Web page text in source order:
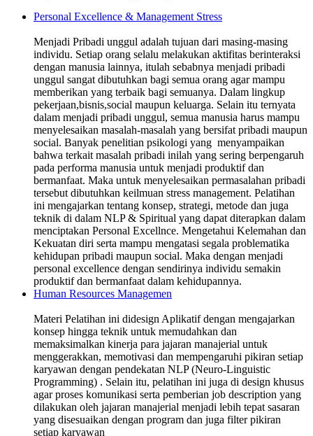
Personal Excellence & Management Stress
Menjadi Pribadi unggul adalah tujuan dari masing-masing
individu. Setiap orang selalu melakukan aktifitas berinteraksi
dengan manusia lainnya, itulah sebabnya menjadi pribadi
unggul sangat dibutuhkan bagi semua orang agar mampu
memberikan yang terbaik bagi semuanya. Dalam lingkup
pekerjaan,bisnis,social maupun keluarga. Selain itu ternyata
dalam menjadi pribadi unggul, semua manusia harus mampu
menyelesaikan masalah-masalah yang bersifat pribadi maupun
social. Banyak penelitian psikologi yang menyampaikan
bahwa terkait masalah pribadi inilah yang sering berpengaruh
pada performa manusia untuk menjadi produktif dan
bermanfaat. Maka untuk menyelesaikan permasalahan pribadi
tersebut dibutuhkan keilmuan stress management. Pelatihan
ini mengajarkan tentang konsep, strategi, metode dan juga
teknik di dalam NLP & Spiritual yang dapat diterapkan dalam
menciptakan Personal Excellnce. Mengetahui Kelemahan dan
Kekuatan diri serta mampu mengatasi segala problematika
kehidupan pribadi maupun social. Maka dengan menjadi
personal excellence dengan sendirinya individu semakin
produktif dan bermanfaat dalam kehidupannya.
Human Resources Managemen
Materi Pelatihan ini didesign Aplikatif dengan mengajarkan
konsep hingga teknik untuk memudahkan dan
memaksimalkan kinerja para jajaran manajerial untuk
menggerakkan, memotivasi dan mempengaruhi pikiran setiap
karyawan dengan pendekatan NLP (Neuro-Linguistic
Programming) . Selain itu, pelatihan ini juga di design khusus
agar proses komunikasi serta pemberian job description yang
dilakukan oleh jajaran manajerial menjadi lebih tepat sasaran
yang disesuaikan dengan program dan juga filter pikiran
setiap karyawan